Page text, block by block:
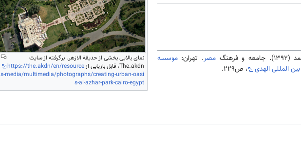
نمای بالایی بخشی از حدیقة الازهر. برگرفته از سایت
The.akdn، قابل بازیابی از
https://the.akdn/en/resource
s-media/multimedia/photographs/creating-urban-oasi
s-al-azhar-park-cairo-egypt
فرهنگ مصر. تهران:موسسه
المللی الهدی
، ص229.